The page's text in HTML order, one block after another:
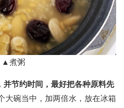
▲煮粥
并节约时间，最好把各种原料先
大碗当中，加两倍水，放在冰箱